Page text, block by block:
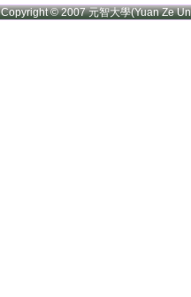
Copyright © 2007 元智大學(Yuan Ze